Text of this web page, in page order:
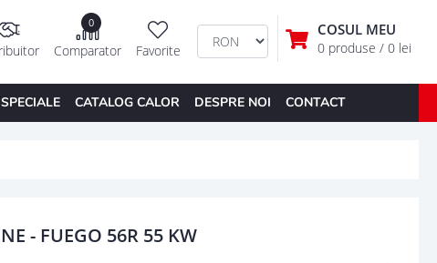
COSUL MEU
0 produse / 0 lei
Favorite
0
Comparator
CATALOG CALOR DESPRE NOI CONTACT
- FUEGO 56R 55 KW